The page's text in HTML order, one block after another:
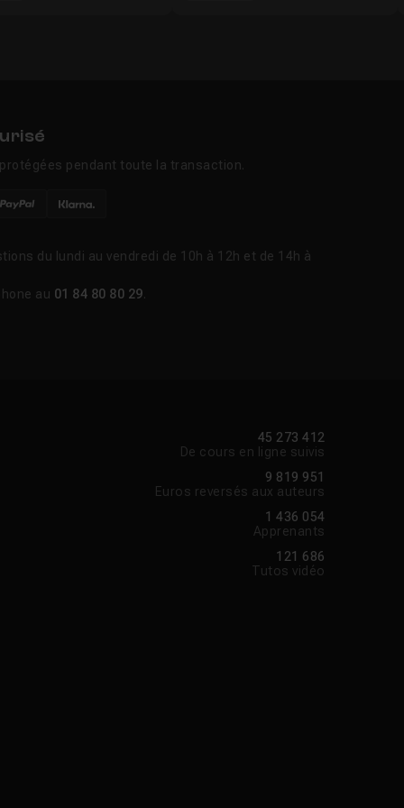
pendant toute la transaction.
du lundi au vendredi de 10h à 12h et de 14h à
au 01 84 80 80 29.
45 273 412
De cours en ligne suivis
9 819 951
Euros reversés aux auteurs
1 436 054
Apprenants
121 686
Tutos vidéo